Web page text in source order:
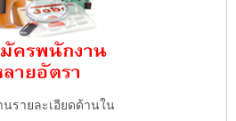
นรายละเอียดด้านใน